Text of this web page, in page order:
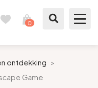
0
ontdekking >
Game